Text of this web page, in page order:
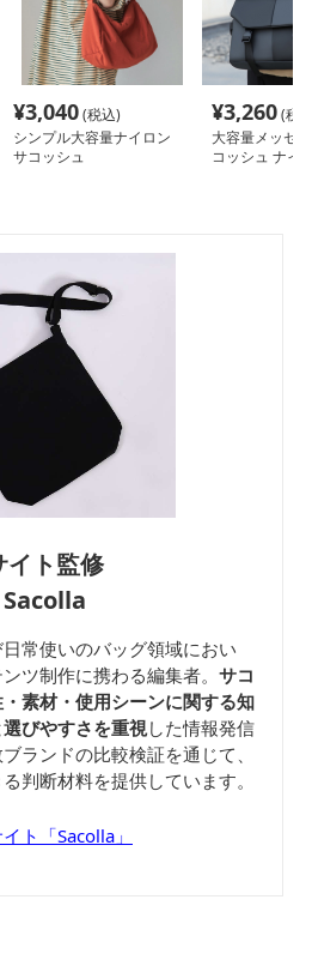
¥3,040(税込)
シンプル大容量ナイロン
サコッシュ
¥3,260(税
大容量メッセ
コッシュ ナイ
イト監修
Sacolla
常使いのバッグ領域におい
ツ制作に携わる編集者。 サコ
素材・使用シーンに関する知
びやすさを重視した情報発信
ランドの比較検証を通じて、
判断材料を提供しています。
ト「Sacolla」